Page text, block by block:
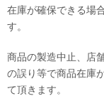
在庫が確保できる場
す。
商品の製造中止、店
の誤り等で商品在庫
て頂きます。